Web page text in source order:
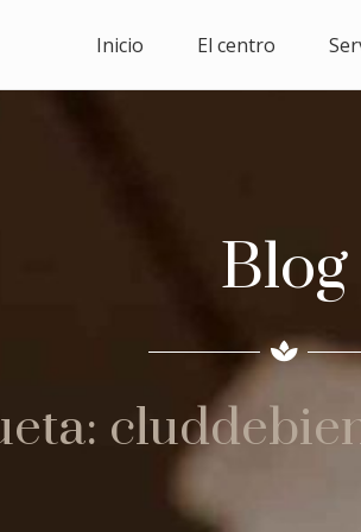
Inicio El centro
Blog